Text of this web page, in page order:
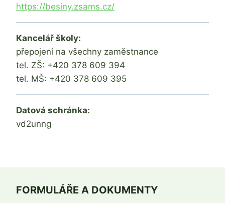
https://besiny.zsams.cz/
Kancelář školy:
přepojení na všechny zaměstnance
tel. ZŠ: +420 378 609 394
tel. MŠ: +420 378 609 395
Datová schránka:
vd2unng
FORMULÁŘE A DOKUMENTY